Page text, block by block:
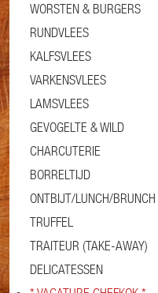
WORSTEN & BURGERS
RUNDVLEES
KALFSVLEES
VARKENSVLEES
LAMSVLEES
GEVOGELTE & WILD
CHARCUTERIE
BORRELTIJD
ONTBIJT/LUNCH/BRUNCH
TRUFFEL
TRAITEUR (TAKE-AWAY)
DELICATESSEN